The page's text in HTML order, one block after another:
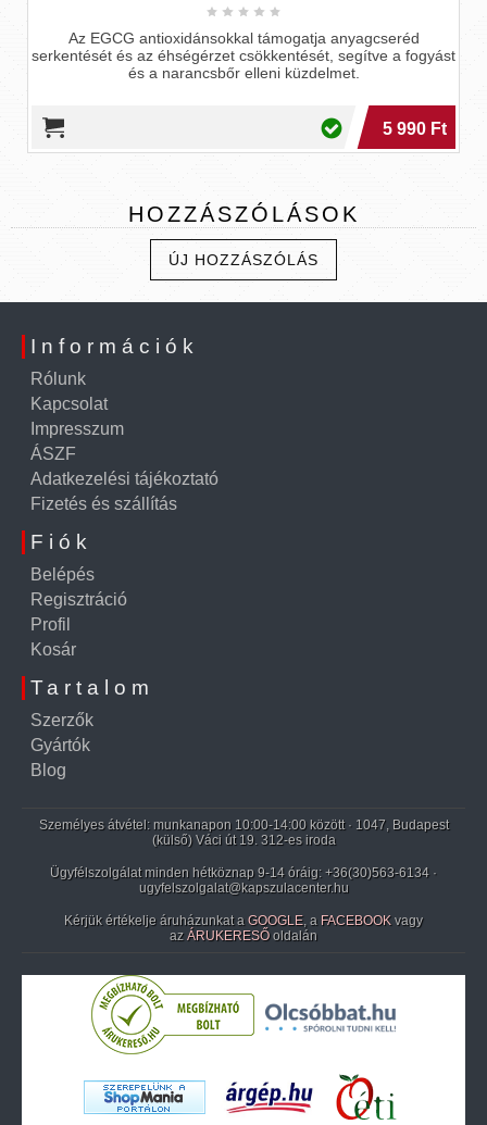
EGCG antioxidánsokkal támogatja anyagcseréd
és az éhségérzet csökkentését, segítve a fogyást
és a narancsbőr elleni küzdelmet.
5 990 Ft
Próbáld ki
és
HOZZÁSZÓLÁSOK
ÚJ HOZZÁSZÓLÁS
Információk
Rólunk
Kapcsolat
Impresszum
ÁSZF
Adatkezelési tájékoztató
Fizetés és szállítás
Fiók
Belépés
Regisztráció
Profil
Kosár
Tartalom
Szerzők
Gyártók
Blog
Személyes átvétel: munkanapon 10:00-14:00 között · 1047, Budapest
(külső) Váci út 19. 312-es iroda
Ügyfélszolgálat minden hétköznap 9-14 óráig: +36(30)563-6134 ·
ugyfelszolgalat@kapszulacenter.hu
Kérjük értékelje áruházunkat a GOOGLE, a FACEBOOK vagy
az ÁRUKERESŐ oldalán